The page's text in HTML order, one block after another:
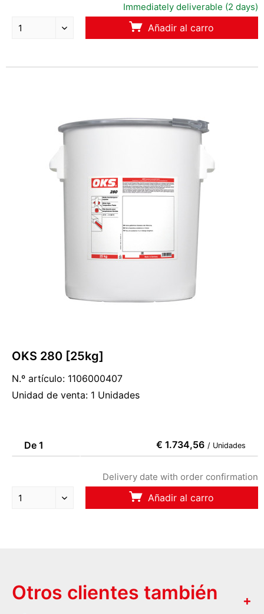
Immediately deliverable (2 days)
Añadir al carro
OKS 280 [25kg]
N.º artículo: 1106000407
Unidad de venta: 1 Unidades
De 1 € 1.734,56 / Unidades
Delivery date with order confirmation
Añadir al carro
Otros clientes también